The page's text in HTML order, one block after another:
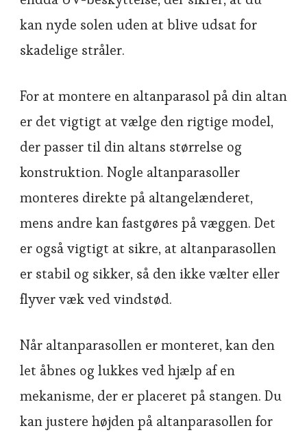
kan nyde solen uden at blive udsat for
skadelige stråler.
For at montere en altanparasol på din altan
er det vigtigt at vælge den rigtige model,
der passer til din altans størrelse og
konstruktion. Nogle altanparasoller
monteres direkte på altangelænderet,
mens andre kan fastgøres på væggen. Det
er også vigtigt at sikre, at altanparasollen
er stabil og sikker, så den ikke vælter eller
flyver væk ved vindstød.
Når altanparasollen er monteret, kan den
let åbnes og lukkes ved hjælp af en
mekanisme, der er placeret på stangen. Du
kan justere højden på altanparasollen for